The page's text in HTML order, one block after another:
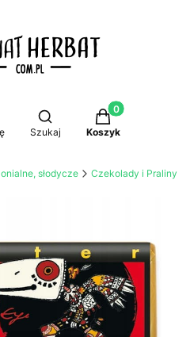
Otwórz wyszukiwarkę
Szukaj
Produkty w
Koszyk
słodycze Czekolady i Praliny